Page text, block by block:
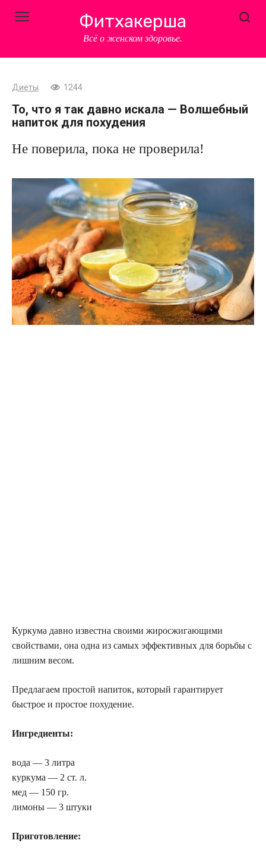
Фитхакерша
Всё о женском здоровье.
Диеты 1244
То, что я так давно искала — Волшебный
напиток для похудения
Не поверила, пока не проверила!
Куркума давно известна своими жиросжигающими
свойствами, она одна из самых эффективных для борьбы с
лишним весом.
Предлагаем простой напиток, который гарантирует
быстрое и простое похудение.
Ингредиенты:
вода — 3 литра
куркума — 2 ст. л.
мед — 150 гр.
лимоны — 3 штуки
Приготовление: